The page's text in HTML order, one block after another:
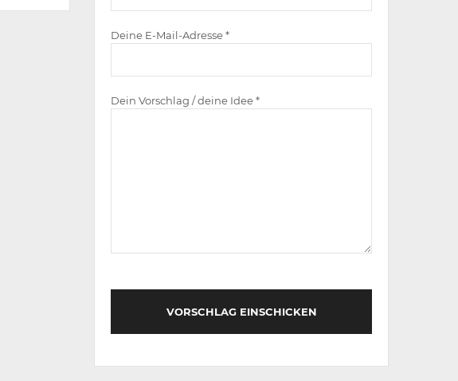
Deine E-Mail-Adresse *
Dein Vorschlag / deine Idee *